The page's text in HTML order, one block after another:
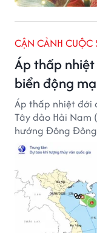
CẬN CẢNH CUỘC
Áp thấp
biển động
Áp thấp nhiệt đới
Tây đảo Hải Nam
hướng Đông
thống này suy